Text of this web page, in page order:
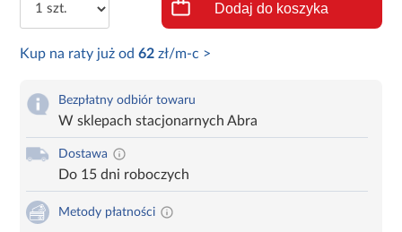
Dodaj do koszyka
Kup na raty już od62 zł/m-c >
Bezpłatny odbiór towaru
W sklepach stacjonarnych Abra
Dostawa
Do 15 dni roboczych
Metody płatności